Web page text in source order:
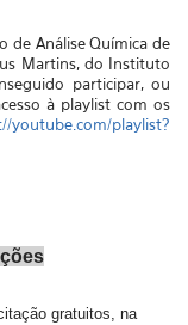
de Análise Química de
Martins, do Instituto
participar, ou
à playlist com os
youtube.com/playlist?
gratuitos, na